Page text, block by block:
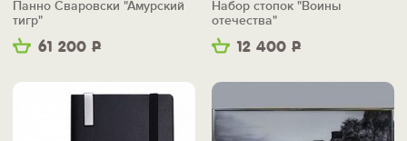
61 200 Р
Панно Сваровски "Амурский
тигр"
12 400 Р
Набор стопок "Воины
отечества"